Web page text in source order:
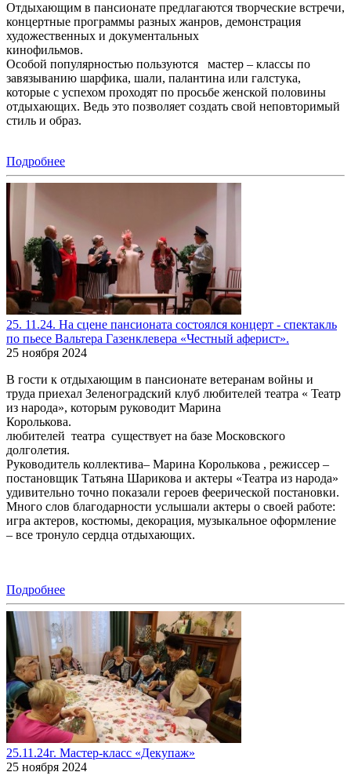
Отдыхающим в пансионате предлагаются творческие встречи,
концертные программы разных жанров, демонстрация
художественных и документальных
кинофильмов.
Особой популярностью пользуются мастер – классы по
завязыванию шарфика, шали, палантина или галстука,
которые с успехом проходят по просьбе женской половины
отдыхающих. Ведь это позволяет создать свой неповторимый
стиль и образ.
Подробнее
25. 11.24. На сцене пансионата состоялся концерт - спектакль
по пьесе Вальтера Газенклевера «Честный аферист».
25 ноября 2024
В гости к отдыхающим в пансионате ветеранам войны и
труда приехал Зеленоградский клуб любителей театра « Театр
из народа», которым руководит Марина
Королькова.
любителей театра существует на базе Московского
долголетия.
Руководитель коллектива– Марина Королькова , режиссер –
постановщик Татьяна Шарикова и актеры «Театра из народа»
удивительно точно показали героев феерической постановки.
Много слов благодарности услышали актеры о своей работе:
игра актеров, костюмы, декорация, музыкальное оформление
– все тронуло сердца отдыхающих.
Подробнее
25.11.24г. Мастер-класс «Декупаж»
25 ноября 2024